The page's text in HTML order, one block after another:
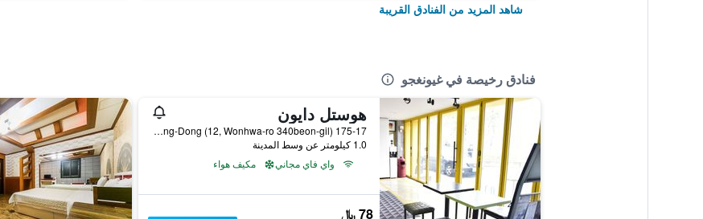
شاهد المزيد من الفنادق القريبة
فنادق رخيصة في غيونغجو
هوستل دايون
175-17 Seongdong-Dong (12, Wonhwa-ro 340beon-gil), غيونغجو, كوريا الجنوبية
1.0 كيلومتر عن وسط المدينة
واي فاي مجاني
مكيف هواء
78 ﷼